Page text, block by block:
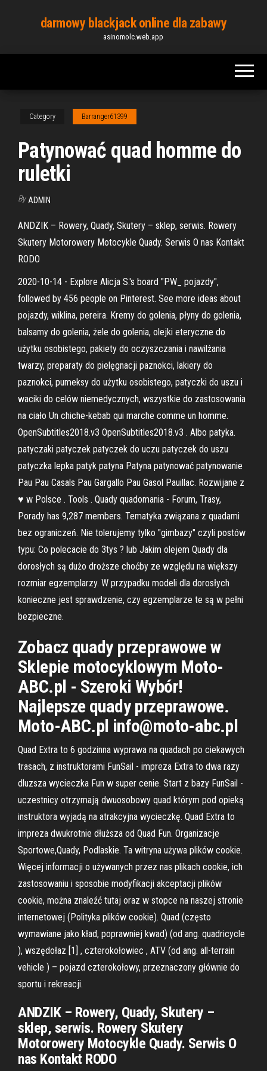
content
darmowy blackjack online dla zabawy
asinomolc.web.app
Category Barranger61399
Patynować quad homme do
ruletki
By ADMIN
ANDZIK – Rowery, Quady, Skutery – sklep, serwis. Rowery
Skutery Motorowery Motocykle Quady. Serwis O nas Kontakt
RODO
2020-10-14 - Explore Alicja S.'s board "PW_ pojazdy",
followed by 456 people on Pinterest. See more ideas about
pojazdy, wiklina, pereira. Kremy do golenia, płyny do golenia,
balsamy do golenia, żele do golenia, olejki eteryczne do
użytku osobistego, pakiety do oczyszczania i nawilżania
twarzy, preparaty do pielęgnacji paznokci, lakiery do
paznokci, pumeksy do użytku osobistego, patyczki do uszu i
waciki do celów niemedycznych, wszystkie do zastosowania
na ciało Un chiche-kebab qui marche comme un homme.
OpenSubtitles2018.v3 OpenSubtitles2018.v3 . Albo patyka.
patyczaki patyczek patyczek do uczu patyczek do uszu
patyczka lepka patyk patyna Patyna patynować patynowanie
Pau Pau Casals Pau Gargallo Pau Gasol Pauillac. Rozwijane z
♥ w Polsce . Tools . Quady quadomania - Forum, Trasy,
Porady has 9,287 members. Tematyka związana z quadami
bez ograniczeń. Nie tolerujemy tylko "gimbazy" czyli postów
typu: Co polecacie do 3tys ? lub Jakim olejem Quady dla
dorosłych są dużo droższe choćby ze względu na większy
rozmiar egzemplarzy. W przypadku modeli dla dorosłych
konieczne jest sprawdzenie, czy egzemplarze te są w pełni
bezpieczne.
Zobacz quady przeprawowe w
Sklepie motocyklowym Moto-
ABC.pl - Szeroki Wybór!
Najlepsze quady przeprawowe.
Moto-ABC.pl info@moto-abc.pl
Quad Extra to 6 godzinna wyprawa na quadach po ciekawych
trasach, z instruktorami FunSail - impreza Extra to dwa razy
dluzsza wycieczka Fun w super cenie. Start z bazy FunSail -
uczestnicy otrzymają dwuosobowy quad którym pod opieką
instruktora wyjadą na atrakcyjna wycieczkę. Quad Extra to
impreza dwukrotnie dłuższa od Quad Fun. Organizacje
Sportowe,Quady, Podlaskie. Ta witryna używa plików cookie.
Więcej informacji o używanych przez nas plikach cookie, ich
zastosowaniu i sposobie modyfikacji akceptacji plików
cookie, można znaleźć tutaj oraz w stopce na naszej stronie
internetowej (Polityka plików cookie). Quad (często
wymawiane jako kład, poprawniej kwad) (od ang. quadricycle
), wszędołaz [1] , czterokołowiec , ATV (od ang. all-terrain
vehicle ) – pojazd czterokołowy, przeznaczony głównie do
sportu i rekreacji.
ANDZIK – Rowery, Quady, Skutery –
sklep, serwis. Rowery Skutery
Motorowery Motocykle Quady. Serwis O
nas Kontakt RODO